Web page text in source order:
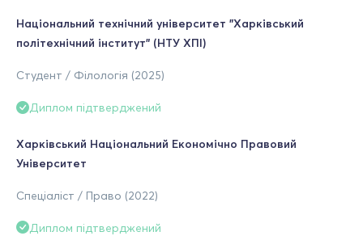
Національний технічний університет "Харківський
політехнічний інститут" (НТУ ХПІ)
Студент / Філологія (2025)
Диплом підтверджений
Харківський Національний Економічно Правовий
Університет
Спеціаліст / Право (2022)
Диплом підтверджений